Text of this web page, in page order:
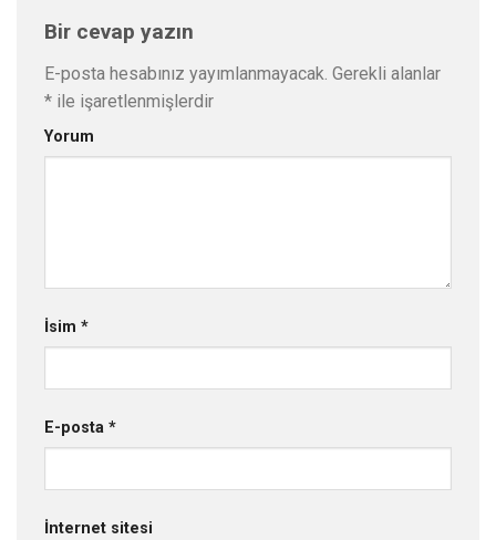
Bir cevap yazın
E-posta hesabınız yayımlanmayacak. Gerekli alanlar
* ile işaretlenmişlerdir
Yorum
İsim *
E-posta *
İnternet sitesi